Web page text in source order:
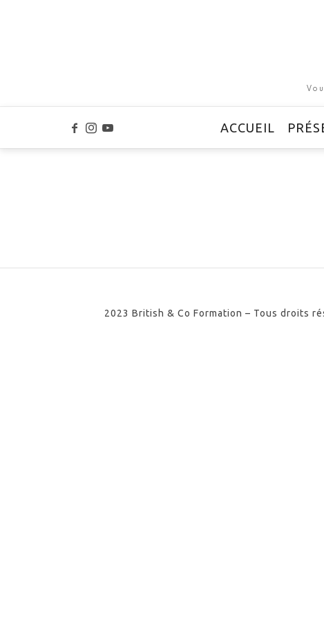
ACCUEIL
2023 British & Co Formation – Tous droits